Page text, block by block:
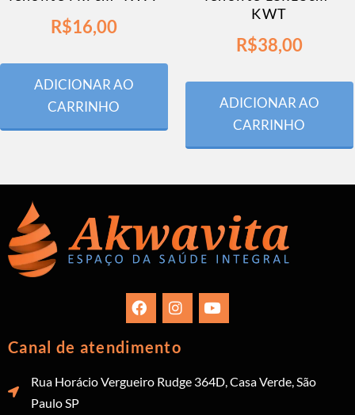
R$16,00
ADICIONAR AO
CARRINHO
KWT
R$38,00
ADICIONAR AO
CARRINHO
Canal de atendimento
Rua Horácio Vergueiro Rudge 364D, Casa Verde, São
Paulo SP